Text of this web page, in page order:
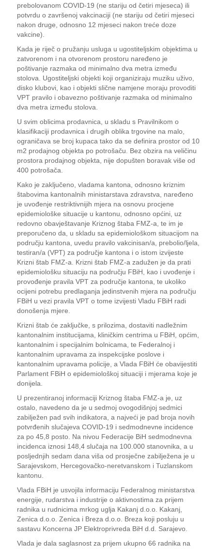
prebolovanom COVID-19 (ne stariju od četiri mjeseca) ili
potvrdu o završenoj vakcinaciji (ne stariju od četiri mjeseci
nakon druge, odnosno 12 mjeseci nakon treće doze
vakcine).
Kada je riječ o pružanju usluga u ugostiteljskim objektima u
zatvorenom i na otvorenom prostoru naređeno je
poštivanje razmaka od minimalno dva metra između
stolova. Ugostiteljski objekti koji organiziraju muziku uživo,
disko klubovi, kao i objekti slične namjene moraju provoditi
VPT pravilo i obavezno poštivanje razmaka od minimalno
dva metra između stolova.
U svim oblicima prodavnica, u skladu s Pravilnikom o
klasifikaciji prodavnica i drugih oblika trgovine na malo,
ograničava se broj kupaca tako da se definira prostor od 10
m2 prodajnog objekta po potrošaču. Bez obzira na veličinu
prostora prodajnog objekta, nije dopušten boravak više od
400 potrošača.
Kako je zaključeno, vladama kantona, odnosno kriznim
štabovima kantonalnih ministarstava zdravstva, naređeno
je uvođenje restriktivnijih mjera na osnovu procjene
epidemiološke situacije u kantonu, odnosno općini, uz
redovno obavještavanje Kriznog štaba FMZ-a, te im je
preporučeno da, u skladu sa epidemiološkom situacijom na
području kantona, uvedu pravilo vakcinisan/a, prebolio/ljela,
testiran/a (VPT) za područje kantona i o istom izvijeste
Krizni štab FMZ-a. Krizni štab FMZ-a zadužen je da prati
epidemiološku situaciju na području FBiH, kao i uvođenje i
provođenje pravila VPT za područje kantona, te ukoliko
ocijeni potrebu predlaganja jedinstvenih mjera na području
FBiH u vezi pravila VPT o tome izvijesti Vladu FBiH radi
donošenja mjere.
Krizni štab će zaključke, s prilozima, dostaviti nadležnim
kantonalnim institucijama, kliničkim centrima u FBiH, općim,
kantonalnim i specijalnim bolnicama, te Federalnoj i
kantonalnim upravama za inspekcijske poslove i
kantonalnim upravama policije, a Vlada FBiH će obavijestiti
Parlament FBiH o epidemiološkoj situaciji i mjerama koje je
donijela.
U prezentiranoj informaciji Kriznog štaba FMZ-a je, uz
ostalo, navedeno da je u sedmoj ovogodišnjoj sedmici
zabilježen pad svih indikatora, a najveći je pad broja novih
potvrđenih slučajeva COVID-19 i sedmodnevne incidence
za po 45,8 posto. Na nivou Federacije BiH sedmodnevna
incidenca iznosi 148,4 slučaja na 100.000 stanovnika, a u
posljednjih sedam dana viša od prosječne zabilježena je u
Sarajevskom, Hercegovačko-neretvanskom i Tuzlanskom
kantonu.
Vlada FBiH je usvojila informaciju Federalnog ministarstva
energije, rudarstva i industrije o aktivnostima za prijem
radnika u rudnicima mrkog uglja Kakanj d.o.o. Kakanj,
Zenica d.o.o. Zenica i Breza d.o.o. Breza koji posluju u
sastavu Koncerna JP Elektroprivreda BiH d.d. Sarajevo.
Vlada je dala saglasnost za prijem ukupno 66 radnika na